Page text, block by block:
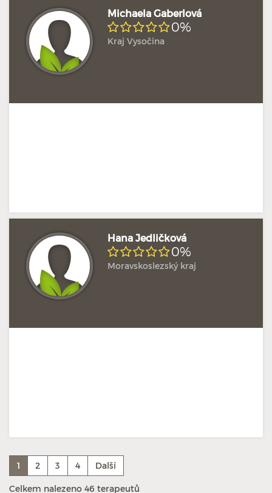
Michaela Gaberlová
0%
Kraj Vysočina
Hana Jedličková
0%
Moravskoslezský kraj
1 2 3 4 Další
Celkem nalezeno 46 terapeutů